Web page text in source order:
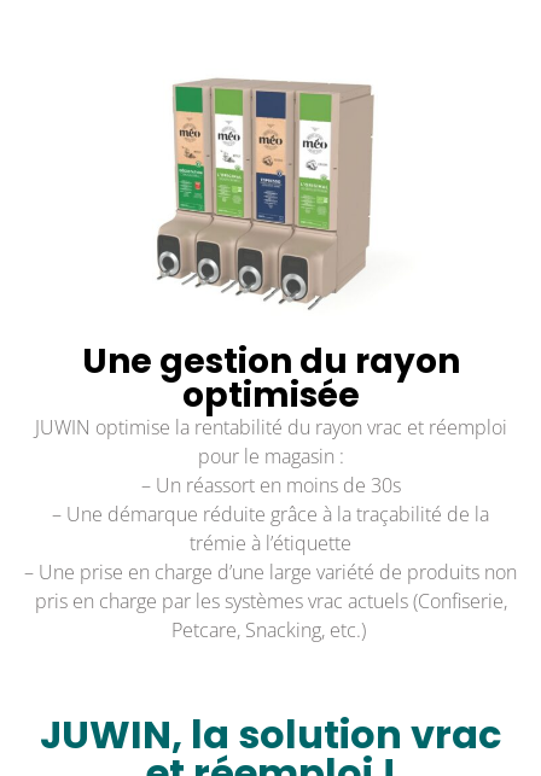
Une gestion du rayon
optimisée
JUWIN optimise la rentabilité du rayon vrac et réemploi
pour le magasin :
– Un réassort en moins de 30s
– Une démarque réduite grâce à la traçabilité de la
trémie à l’étiquette
– Une prise en charge d’une large variété de produits non
pris en charge par les systèmes vrac actuels (Confiserie,
Petcare, Snacking, etc.)
JUWIN, la solution vrac